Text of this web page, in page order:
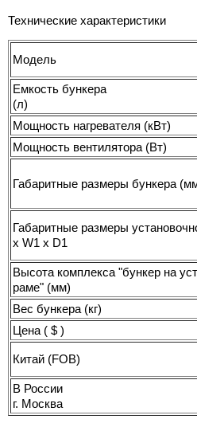
Технические характеристики
Модель
Емкость бункера
(л)
Мощность нагревателя (кВт)
Мощность вентилятора (Вт)
Габаритные размеры бункера
Габаритные размеры
x W1 x D1
Высота комплекса "бункер на
раме" (мм)
Вес бункера (кг)
Цена ( $ )
Китай (FOB)
В России
г. Москва